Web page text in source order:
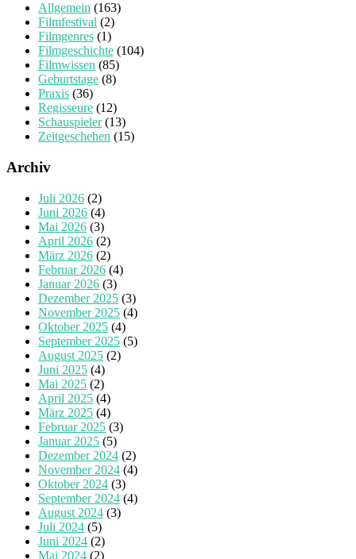
Allgemein (163)
Filmfestival (2)
Filmgenres (1)
Filmgeschichte (104)
Filmwissen (85)
Geburtstage (8)
Praxis (36)
Regisseure (12)
Schauspieler(13)
Zeitgeschehen (15)
Archiv
Juli 2026 (2)
Juni 2026 (4)
Mai 2026 (3)
April 2026 (2)
März 2026 (2)
Februar 2026 (4)
Januar 2026 (3)
Dezember 2025 (3)
November 2025 (4)
Oktober 2025 (4)
September 2025 (5)
August 2025 (2)
Juni 2025 (4)
Mai 2025 (2)
April 2025 (4)
März 2025 (4)
Februar 2025 (3)
Januar 2025 (5)
Dezember 2024 (2)
November 2024 (4)
Oktober 2024 (3)
September 2024 (4)
August 2024 (3)
Juli 2024 (5)
Juni 2024 (2)
Mai 2024 (2)